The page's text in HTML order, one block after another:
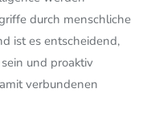
durch menschliche
ist es entscheidend,
und proaktiv
verbundenen